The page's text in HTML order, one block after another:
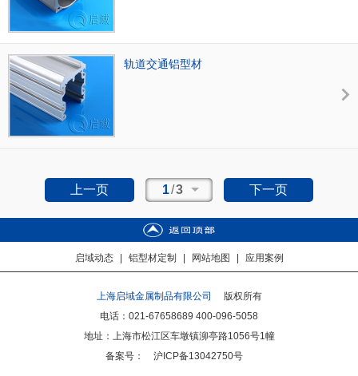
轨道交通铝型材
上一页 1/3 下一页
启域动态 铝型材定制 网站地图 应用案例
上海启域金属制品有限公司
版权所有
电话：021-67658689 400-096-5058
地址：上海市松江区车墩镇泖亭路1056号1幢
备案号：
沪ICP备13042750号